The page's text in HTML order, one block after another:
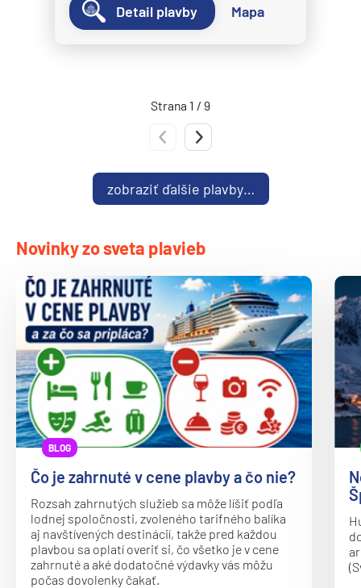
Detail plavby Mapa
Strana 1 / 9
Predchádzajúca strana
zobraziť ďalšie plavby…
Novinky zo sveta plavieb
BLOG
Čo je zahrnuté v cene plavby a čo nie?
Rozsah zahrnutých služieb sa môže líšiť podľa
lodnej spoločnosti, zvoleného tarifného balíka
aj navštívených destinácií, takže pred každou
plavbou sa oplatí overiť si, čo všetko je v cene
zahrnuté a aké dodatočné výdavky vás môžu
počas dovolenky čakať.